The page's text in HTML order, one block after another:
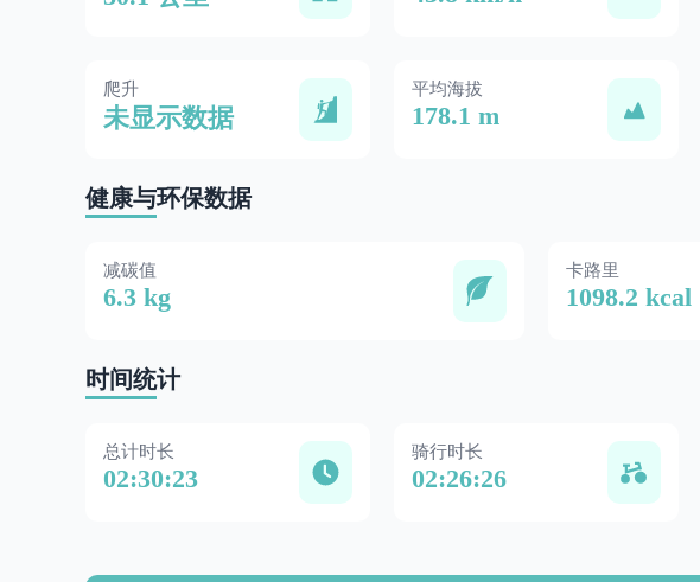
爬升
未显示数据
平均海拔
178.1 m
健康与环保数据
减碳值
6.3 kg
卡路里
1098.2 kcal
时间统计
总计时长
02:30:23
骑行时长
02:26:26